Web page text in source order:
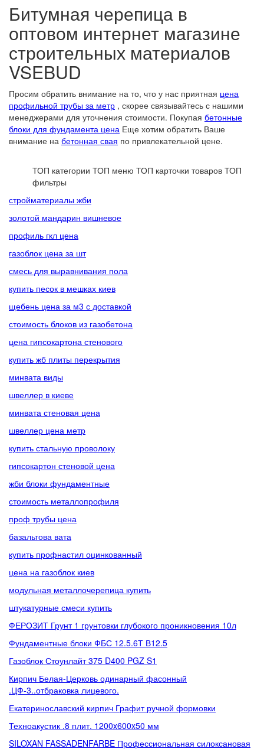
Битумная черепица в
оптовом интернет магазине
строительных материалов
VSEBUD
Просим обратить внимание на то, что у нас приятная цена
профильной трубы за метр , скорее связывайтесь с нашими
менеджерами для уточнения стоимости. Покупая бетонные
блоки для фундамента цена Еще хотим обратить Ваше
внимание на бетонная свая по привлекательной цене.
ТОП категории ТОП меню ТОП карточки товаров ТОП
фильтры
стройматериалы жби
золотой мандарин вишневое
профиль гкл цена
газоблок цена за шт
смесь для выравнивания пола
купить песок в мешках киев
щебень цена за м3 с доставкой
стоимость блоков из газобетона
цена гипсокартона стенового
купить жб плиты перекрытия
минвата виды
швеллер в киеве
минвата стеновая цена
швеллер цена метр
купить стальную проволоку
гипсокартон стеновой цена
жби блоки фундаментные
стоимость металлопрофиля
проф трубы цена
базальтова вата
купить профнастил оцинкованный
цена на газоблок киев
модульная металлочерепица купить
штукатурные смеси купить
ФЕРОЗИТ Грунт 1 грунтовки глубокого проникновения 10л
Фундаментные блоки ФБС 12.5.6Т В12.5
Газоблок Стоунлайт 375 D400 PGZ S1
Кирпич Белая-Церковь одинарный фасонный
.ЦФ-3..отбраковка лицевого.
Екатеринославский кирпич Графит ручной формовки
Техноакустик .8 плит. 1200x600x50 мм
SILOXAN FASSADENFARBE Профессиональная силоксановая